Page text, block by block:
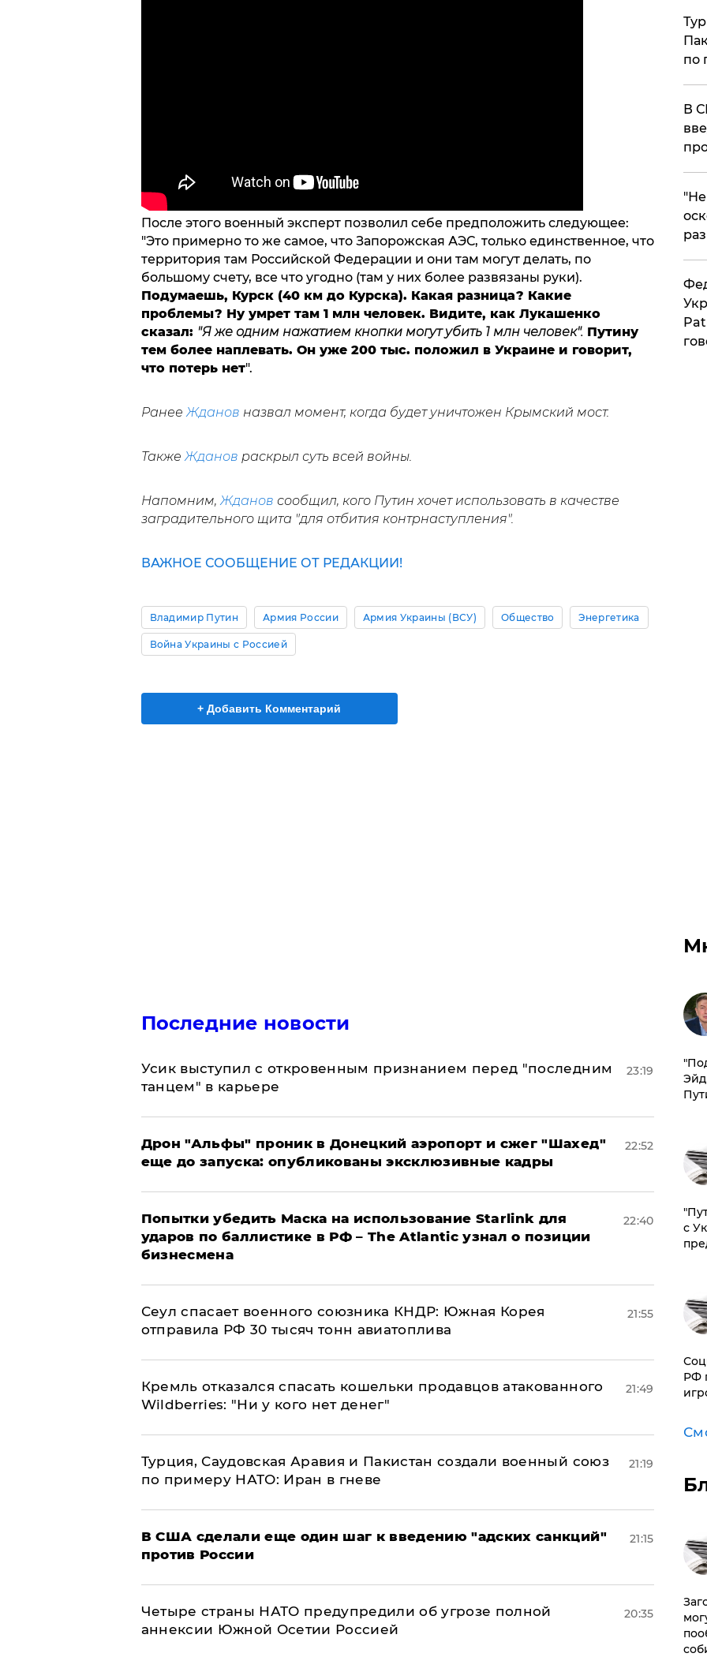
После этого военный эксперт позволил себе предположить следующее:
"Это примерно то же самое, что Запорожская АЭС, только единственное, что
территория там Российской Федерации и они там могут делать, по
большому счету, все что угодно (там у них более развязаны руки).
Подумаешь, Курск (40 км до Курска). Какая разница? Какие
проблемы? Ну умрет там 1 млн человек. Видите, как Лукашенко
сказал: "Я же одним нажатием кнопки могут убить 1 млн человек". Путину
тем более наплевать. Он уже 200 тыс. положил в Украине и говорит,
что потерь нет".
Ранее Жданов назвал момент, когда будет уничтожен Крымский мост.
Также Жданов раскрыл суть всей войны.
Напомним, Жданов сообщил, кого Путин хочет использовать в качестве
заградительного щита "для отбития контрнаступления".
ВАЖНОЕ СООБЩЕНИЕ ОТ РЕДАКЦИИ!
Владимир Путин Армия России Армия Украины (ВСУ) Общество Энергетика
Война Украины с Россией
+ Добавить Комментарий
Последние новости
Усик выступил с откровенным признанием перед "последним
танцем" в карьере
23:19
Дрон "Альфы" проник в Донецкий аэропорт и сжег "Шахед"
еще до запуска: опубликованы эксклюзивные кадры
22:52
Попытки убедить Маска на использование Starlink для
ударов по баллистике в РФ – The Atlantic узнал о позиции
бизнесмена
22:40
​Сеул спасает военного союзника КНДР: Южная Корея
отправила РФ 30 тысяч тонн авиатоплива
21:55
Кремль отказался спасать кошельки продавцов атакованного
Wildberries: "Ни у кого нет денег"
21:49
Турция, Саудовская Аравия и Пакистан создали военный союз
по примеру НАТО: Иран в гневе
21:19
В США сделали еще один шаг к введению "адских санкций"
против России
21:15
Четыре страны НАТО предупредили об угрозе полной
аннексии Южной Осетии Россией
20:35
по
В
с
РФ